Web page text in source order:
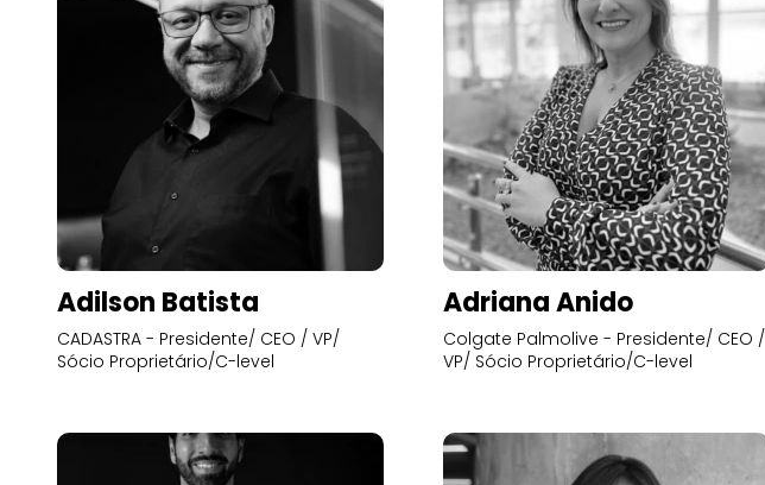
Adilson Batista
CADASTRA - Presidente/ CEO / VP/
Sócio Proprietário/C-level
Adriana Anido
Colgate Palmolive - Presidente/ CEO /
VP/ Sócio Proprietário/C-level